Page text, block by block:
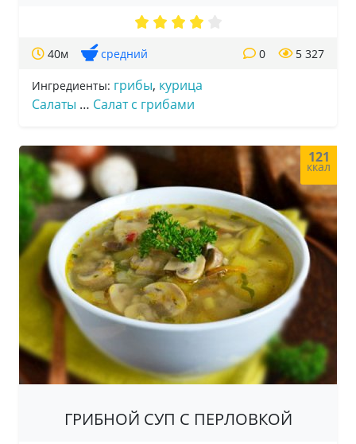
40м средний 5 327
0
Ингредиенты: грибы, курица
Салаты … Салат с грибами
121
ккал
ГРИБНОЙ СУП С ПЕРЛОВКОЙ